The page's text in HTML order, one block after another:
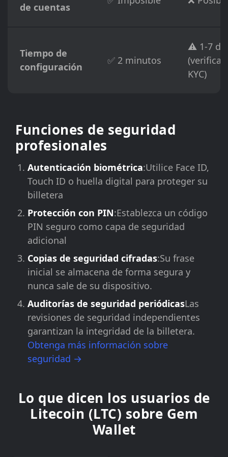
de cuentas
Tiempo de
configuración
✅ 2 minutos
⚠️ 1-7
KYC)
Funciones de seguridad
profesionales
Autenticación biométrica:Utilice Face ID,
Touch ID o huella digital para proteger su
billetera
Protección con PIN:Establezca un código
PIN seguro como capa de seguridad
adicional
Copias de seguridad cifradas:Su frase
inicial se almacena de forma segura y
nunca sale de su dispositivo.
Auditorías de seguridad periódicasLas
revisiones de seguridad independientes
garantizan la integridad de la billetera.
Obtenga más información sobre
seguridad →
Lo que dicen los usuarios de
Litecoin (LTC) sobre Gem
Wallet